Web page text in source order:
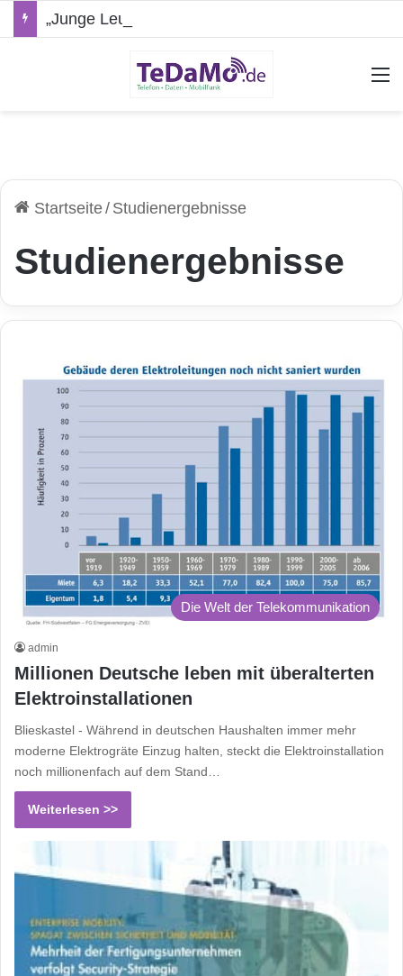
Startseite/ Studienergebnisse
Studienergebnisse
Die Welt der Telekommunikation
admin
Millionen Deutsche leben mit überalterten
Elektroinstallationen
Blieskastel - Während in deutschen Haushalten immer mehr
moderne Elektrogräte Einzug halten, steckt die Elektroinstallation
noch millionenfach auf dem Stand…
Weiterlesen >>